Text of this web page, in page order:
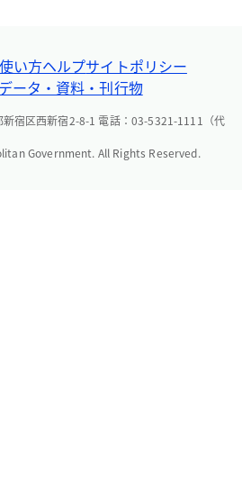
い方ヘルプサイトポリシー
ータ・資料・刊行物
宿区西新宿2-8-1 電話：03-5321-1111（代
Government. All Rights Reserved.